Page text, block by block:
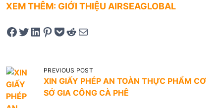
XEM THÊM: GIỚI THIỆU AIRSEAGLOBAL
Share on Facebook Tweet on Twitter Share on LinkedIn Pin on Pinterest Save to pocket Share on Reddit Share via Email
Đ
i
ề
PREVIOUS POST
XIN GIẤY PHÉP AN TOÀN THỰC PHẨM CƠ
SỞ GIA CÔNG CÀ PHÊ